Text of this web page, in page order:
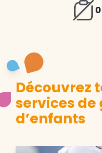
Découvrez
services de
d’enfants